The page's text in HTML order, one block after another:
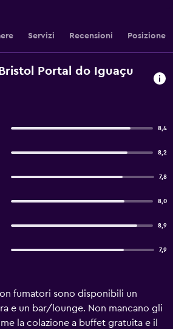
Servizi Recensioni Posizione
Portal do Iguaçu
8,4
8,2
7,8
8,0
8,9
7,9
fumatori sono disponibili un
e un bar/lounge. Non mancano gli
la colazione a buffet gratuita e il